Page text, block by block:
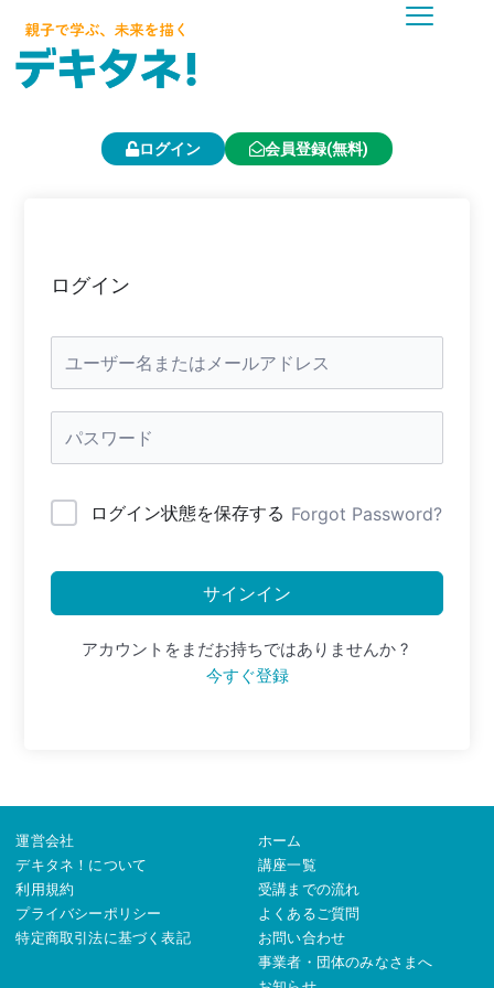
ログイン 会員登録(無料)
ログイン
ログイン状態を保存する Forgot Password?
サインイン
アカウントをまだお持ちではありませんか ?
今すぐ登録
運営会社
デキタネ！について
利用規約
プライバシーポリシー
特定商取引法に基づく表記
ホーム
講座一覧
受講までの流れ
よくあるご質問
お問い合わせ
事業者・団体のみなさまへ